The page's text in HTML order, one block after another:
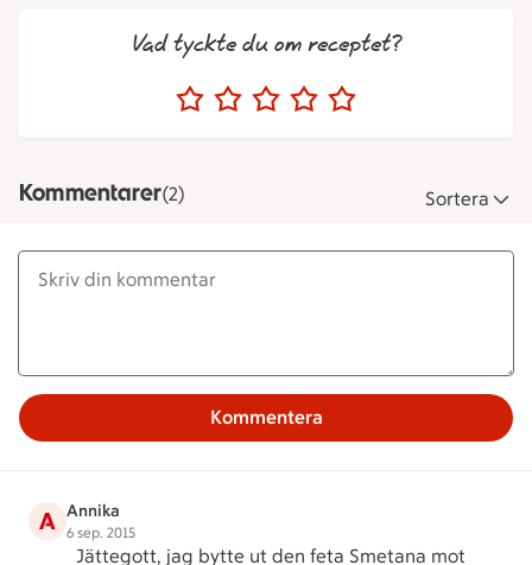
Vad tyckte du om receptet?
Kommentarer(2) Sortera
Kommentera
A Annika
6 sep. 2015
Jättegott, jag bytte ut den feta Smetana mot